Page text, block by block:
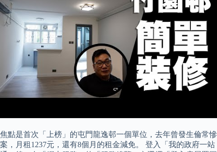
焦點是首次「上榜」的屯門龍逸邨一個單位，去年曾發生倫常慘
案，月租1237元，還有8個月的租金減免。 登入「我的政府一站